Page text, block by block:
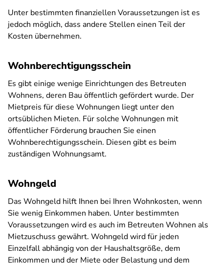
Unter bestimmten finanziellen Voraussetzungen ist es
jedoch möglich, dass andere Stellen einen Teil der
Kosten übernehmen.
Wohnberechtigungsschein
Es gibt einige wenige Einrichtungen des Betreuten
Wohnens, deren Bau öffentlich gefördert wurde. Der
Mietpreis für diese Wohnungen liegt unter den
ortsüblichen Mieten. Für solche Wohnungen mit
öffentlicher Förderung brauchen Sie einen
Wohnberechtigungsschein. Diesen gibt es beim
zuständigen Wohnungsamt.
Wohngeld
Das Wohngeld hilft Ihnen bei Ihren Wohnkosten, wenn
Sie wenig Einkommen haben. Unter bestimmten
Voraussetzungen wird es auch im Betreuten Wohnen als
Mietzuschuss gewährt. Wohngeld wird für jeden
Einzelfall abhängig von der Haushaltsgröße, dem
Einkommen und der Miete oder Belastung und dem